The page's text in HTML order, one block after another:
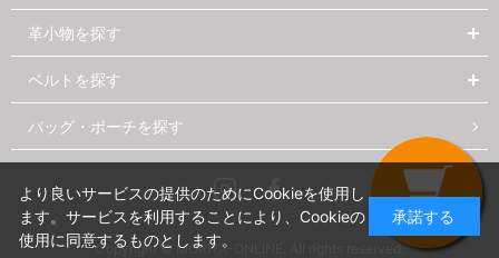
革小物を探す
ベルトを探す
バッグ・ポーチを探す
InstagramFacebook
Copyright © MORIYA-ONLINE. All rights reserved.
より良いサービスの提供のためにCookieを使用し
ます。サービスを利用することにより、Cookieの
使用に同意するものとします。
承諾する